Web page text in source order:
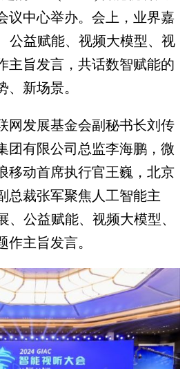
议中心举办。会上，业界嘉
公益赋能、视频大模型、视
主旨发言，共话数智赋能的
、新场景。
发展基金会副秘书长刘传
团有限公司总监李海鹏，微
移动首席执行官王巍，北京
总裁张军聚焦人工智能主
、公益赋能、视频大模型、
作主旨发言。